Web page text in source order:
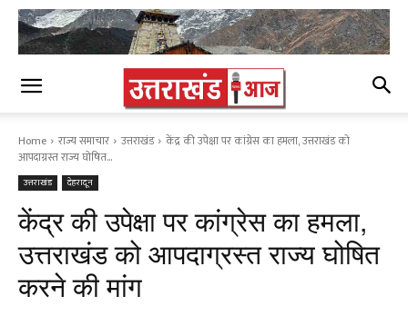
Home राज्य समाचार उत्तराखंड
केंद्र की उपेक्षा पर कांग्रेस का हमला, उत्तराखंड को
आपदाग्रस्त राज्य घोषित...
उत्तराखंड देहरादून
केंद्र की उपेक्षा पर कांग्रेस का हमला,
उत्तराखंड को आपदाग्रस्त राज्य घोषित
करने की मांग